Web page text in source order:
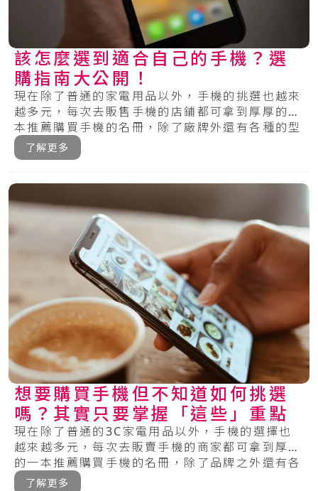
該怎麼選到適合自己的手機？選
購指南大公開！
現在除了普通的家電用品以外，手機的挑選也越來
越多元，每次去販售手機的店鋪都可拿到厚厚的一
本推薦購買手機的名冊，除了廠牌外還有各種的型
號，.....
了解更多
想要購買手機但不知道如何挑選
嗎？其實只要掌握「這些」重點
現在除了普通的3C家電用品以外，手機的選擇也
越來越多元，每次去販賣手機的商家都可拿到厚厚
的一本推薦購買手機的名冊，除了品牌之外還有各
種的.....
了解更多